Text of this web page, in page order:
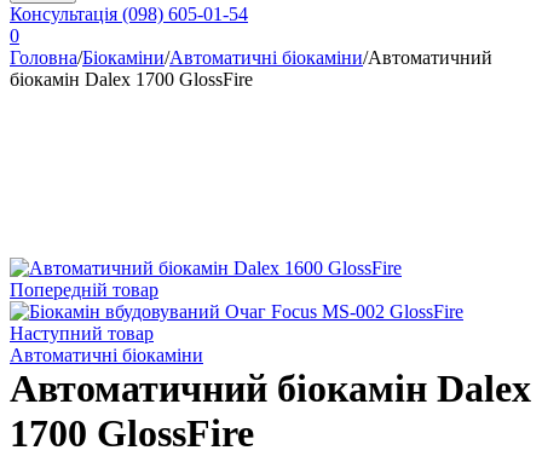
Консультація (098) 605-01-54
0
Головна/Біокаміни/Автоматичні біокаміни/Автоматичний
біокамін Dalex 1700 GlossFire
Попередній товар
Наступний товар
Автоматичні біокаміни
Автоматичний біокамін Dalex
1700 GlossFire